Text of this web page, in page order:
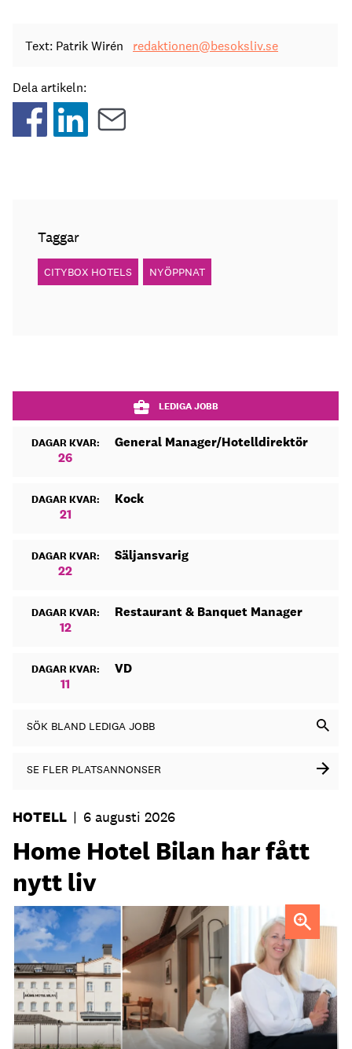
Text: Patrik Wirén redaktionen@besoksliv.se
Dela artikeln:
Taggar
CITYBOX HOTELS NYÖPPNAT
LEDIGA JOBB
DAGAR KVAR:
26
General Manager/Hotelldirektör
DAGAR KVAR:
21
Kock
DAGAR KVAR:
22
Säljansvarig
DAGAR KVAR:
12
Restaurant & Banquet Manager
DAGAR KVAR:
11
VD
SÖK BLAND LEDIGA JOBB
SE FLER PLATSANNONSER
HOTELL | 6 augusti 2026
Home Hotel Bilan har fått
nytt liv
Anna Sundenhammar, General Manager på Home Hotel
Bilan.